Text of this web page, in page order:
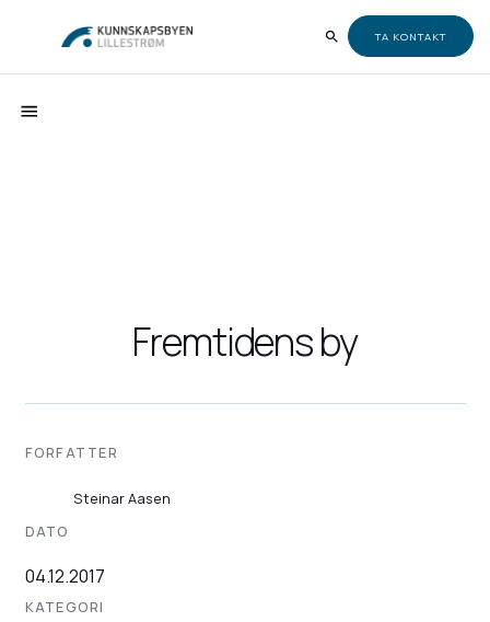
TA KONTAKT
Fremtidens by
FORFATTER
Steinar Aasen
DATO
04.12.2017
KATEGORI